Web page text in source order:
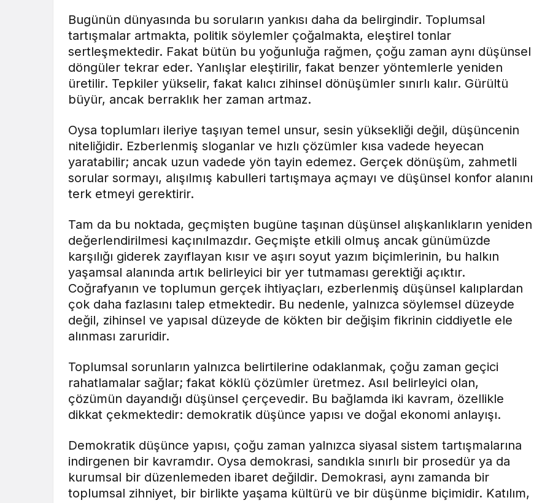
Bugünün dünyasında bu soruların yankısı daha da belirgindir. Toplumsal
tartışmalar artmakta, politik söylemler çoğalmakta, eleştirel tonlar
sertleşmektedir. Fakat bütün bu yoğunluğa rağmen, çoğu zaman aynı düşünsel
döngüler tekrar eder. Yanlışlar eleştirilir, fakat benzer yöntemlerle yeniden
üretilir. Tepkiler yükselir, fakat kalıcı zihinsel dönüşümler sınırlı kalır. Gürültü
büyür, ancak berraklık her zaman artmaz.
Oysa toplumları ileriye taşıyan temel unsur, sesin yüksekliği değil, düşüncenin
niteliğidir. Ezberlenmiş sloganlar ve hızlı çözümler kısa vadede heyecan
yaratabilir; ancak uzun vadede yön tayin edemez. Gerçek dönüşüm, zahmetli
sorular sormayı, alışılmış kabulleri tartışmaya açmayı ve düşünsel konfor alanını
terk etmeyi gerektirir.
Tam da bu noktada, geçmişten bugüne taşınan düşünsel alışkanlıkların yeniden
değerlendirilmesi kaçınılmazdır. Geçmişte etkili olmuş ancak günümüzde
karşılığı giderek zayıflayan kısır ve aşırı soyut yazım biçimlerinin, bu halkın
yaşamsal alanında artık belirleyici bir yer tutmaması gerektiği açıktır.
Coğrafyanın ve toplumun gerçek ihtiyaçları, ezberlenmiş düşünsel kalıplardan
çok daha fazlasını talep etmektedir. Bu nedenle, yalnızca söylemsel düzeyde
değil, zihinsel ve yapısal düzeyde de kökten bir değişim fikrinin ciddiyetle ele
alınması zaruridir.
Toplumsal sorunların yalnızca belirtilerine odaklanmak, çoğu zaman geçici
rahatlamalar sağlar; fakat köklü çözümler üretmez. Asıl belirleyici olan,
çözümün dayandığı düşünsel çerçevedir. Bu bağlamda iki kavram, özellikle
dikkat çekmektedir: demokratik düşünce yapısı ve doğal ekonomi anlayışı.
Demokratik düşünce yapısı, çoğu zaman yalnızca siyasal sistem tartışmalarına
indirgenen bir kavramdır. Oysa demokrasi, sandıkla sınırlı bir prosedür ya da
kurumsal bir düzenlemeden ibaret değildir. Demokrasi, aynı zamanda bir
toplumsal zihniyet, bir birlikte yaşama kültürü ve bir düşünme biçimidir. Katılım,